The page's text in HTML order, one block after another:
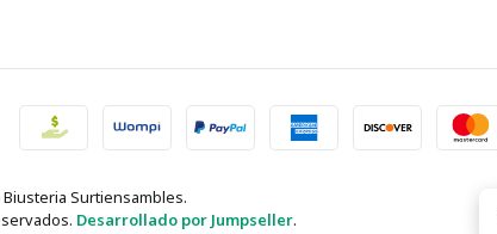
Biusteria Surtiensambles.
Desarrollado por Jumpseller.